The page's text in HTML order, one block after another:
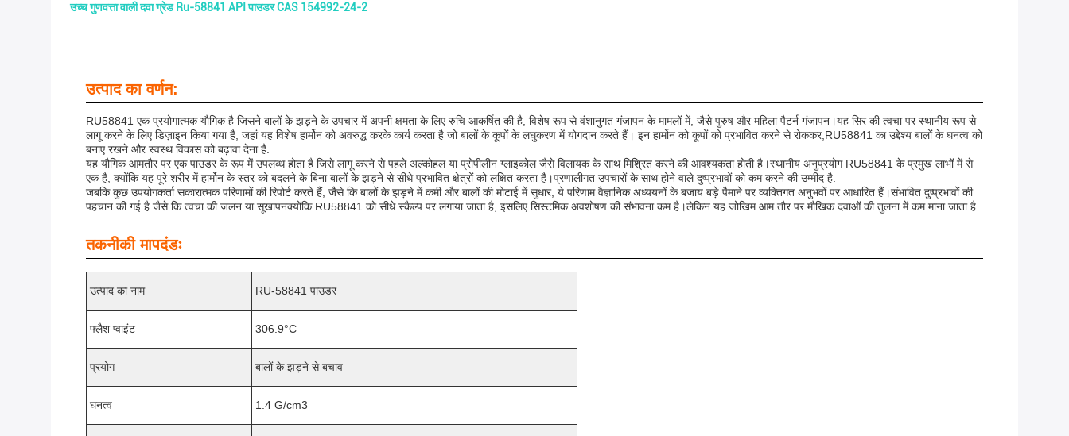
उच्च गुणवत्ता वाली दवा ग्रेड Ru-58841 API पाउडर CAS 154992-24-2
उत्पाद का वर्णन:
RU58841 एक प्रयोगात्मक यौगिक है जिसने बालों के झड़ने के उपचार में अपनी क्षमता के लिए रुचि आकर्षित की है, विशेष रूप से वंशानुगत गंजापन के मामलों में, जैसे पुरुष और महिला पैटर्न गंजापन।यह सिर की त्वचा पर स्थानीय रूप से
लागू करने के लिए डिज़ाइन किया गया है, जहां यह विशेष हार्मोन को अवरुद्ध करके कार्य करता है जो बालों के कूपों के लघुकरण में योगदान करते हैं। इन हार्मोन को कूपों को प्रभावित करने से रोककर,RU58841 का उद्देश्य बालों के घनत्व को
बनाए रखने और स्वस्थ विकास को बढ़ावा देना है.
यह यौगिक आमतौर पर एक पाउडर के रूप में उपलब्ध होता है जिसे लागू करने से पहले अल्कोहल या प्रोपीलीन ग्लाइकोल जैसे विलायक के साथ मिश्रित करने की आवश्यकता होती है।स्थानीय अनुप्रयोग RU58841 के प्रमुख लाभों में से
एक है, क्योंकि यह पूरे शरीर में हार्मोन के स्तर को बदलने के बिना बालों के झड़ने से सीधे प्रभावित क्षेत्रों को लक्षित करता है।प्रणालीगत उपचारों के साथ होने वाले दुष्प्रभावों को कम करने की उम्मीद है.
जबकि कुछ उपयोगकर्ता सकारात्मक परिणामों की रिपोर्ट करते हैं, जैसे कि बालों के झड़ने में कमी और बालों की मोटाई में सुधार, ये परिणाम वैज्ञानिक अध्ययनों के बजाय बड़े पैमाने पर व्यक्तिगत अनुभवों पर आधारित हैं।संभावित दुष्प्रभावों की
पहचान की गई है जैसे कि त्वचा की जलन या सूखापनक्योंकि RU58841 को सीधे स्कैल्प पर लगाया जाता है, इसलिए सिस्टमिक अवशोषण की संभावना कम है।लेकिन यह जोखिम आम तौर पर मौखिक दवाओं की तुलना में कम माना जाता है.
तकनीकी मापदंडः
उत्पाद का नाम RU-58841 पाउडर
फ्लैश प्वाइंट 306.9°C
प्रयोग बालों के झड़ने से बचाव
घनत्व 1.4 G/cm3